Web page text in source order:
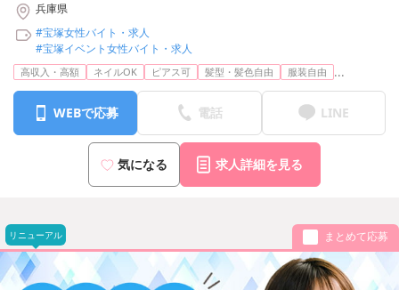
兵庫県
#宝塚女性バイト・求人
#宝塚イベント女性バイト・求人
高収入・高額 ネイルOK ピアス可 髪型・髪色自由 服装自由 ...
WEBで応募 電話 LINE
気になる 求人詳細を見る
リニューアル まとめて応募